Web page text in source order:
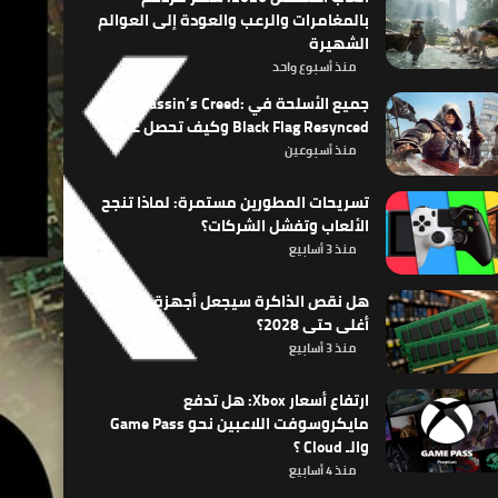
بالمغامرات والرعب والعودة إلى العوالم
الشهيرة
منذ أسبوع واحد
جميع الأسلحة في Assassin’s Creed:
Black Flag Resynced وكيف تحصل عليها
منذ أسبوعين
تسريحات المطورين مستمرة: لماذا تنجح
الألعاب وتفشل الشركات؟
منذ 3 أسابيع
هل نقص الذاكرة سيجعل أجهزة الألعاب
أغلى حتى 2028؟
منذ 3 أسابيع
ارتفاع أسعار Xbox: هل تدفع
مايكروسوفت اللاعبين نحو Game Pass
والـ Cloud ؟
منذ 4 أسابيع